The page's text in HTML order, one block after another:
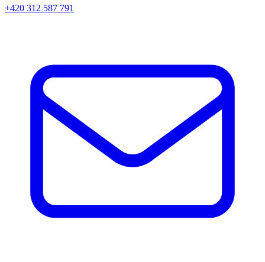
+420 312 587 791